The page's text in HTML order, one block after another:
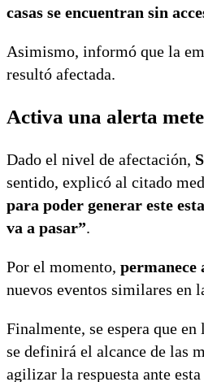
casas se encuentran sin
Asimismo, informó que la
resultó afectada.
Activa una alerta
Dado el nivel de afectación,
sentido, explicó al citado
para poder generar este
va a pasar”.
Por el momento, permanece
nuevos eventos similares en
Finalmente, se espera que
se definirá el alcance de las
agilizar la respuesta ante esta